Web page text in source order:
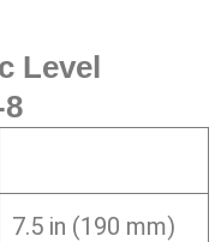
Level
7.5 in (190 mm)